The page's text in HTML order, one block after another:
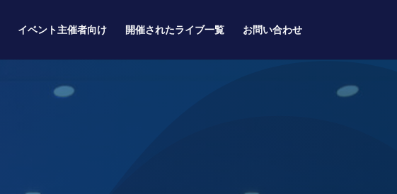
イベント主催者向け 開催されたライブ一覧 お問い合わせ